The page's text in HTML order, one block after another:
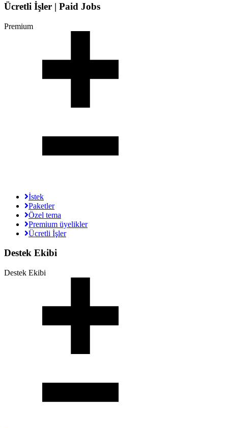
Ücretli İşler | Paid Jobs
Premium
İstek
Paketler
Özel tema
Premium üyelikler
Ücretli İşler
Destek Ekibi
Destek Ekibi